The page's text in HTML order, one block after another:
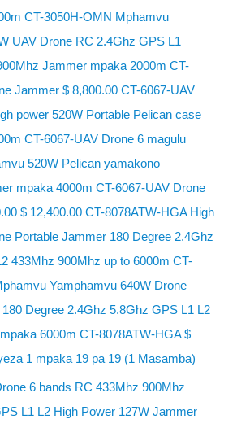
CT-3050H-OMN Mphamvu
UAV Drone RC 2.4Ghz GPS L1
Jammer mpaka 2000m CT-
Jammer $ 8,800.00 CT-6067-UAV
power 520W Portable Pelican case
CT-6067-UAV Drone 6 magulu
520W Pelican yamakono
mpaka 4000m CT-6067-UAV Drone
$ 12,400.00 CT-8078ATW-HGA High
Portable Jammer 180 Degree 2.4Ghz
433Mhz 900Mhz up to 6000m CT-
Yamphamvu 640W Drone
Degree 2.4Ghz 5.8Ghz GPS L1 L2
6000m CT-8078ATW-HGA $
1 mpaka 19 pa 19 (1 Masamba)
6 bands RC 433Mhz 900Mhz
L1 L2 High Power 127W Jammer